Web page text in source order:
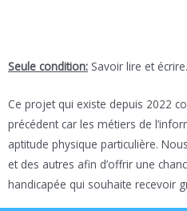
Seule condition: Savoir lire et écrire.
Ce projet qui existe depuis 2022
précédent car les métiers de
aptitude physique particulière.
et des autres afin d’offrir une
handicapée qui souhaite recevoir